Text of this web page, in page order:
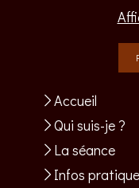
Accueil
Qui suis-je ?
La séance
Infos